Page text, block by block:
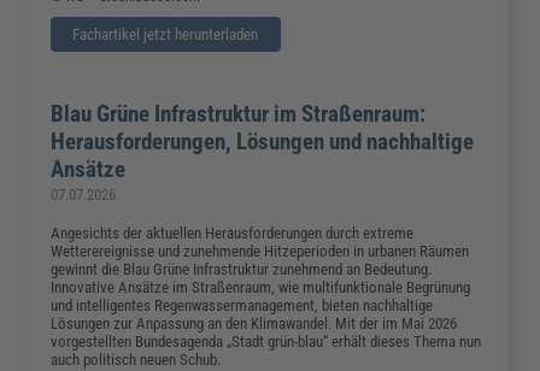
Fachartikel jetzt herunterladen
Blau Grüne Infrastruktur im Straßenraum:
Herausforderungen, Lösungen und nachhaltige
Ansätze
07.07.2026
Angesichts der aktuellen Herausforderungen durch extreme
Wetterereignisse und zunehmende Hitzeperioden in urbanen Räumen
gewinnt die Blau Grüne Infrastruktur zunehmend an Bedeutung.
Innovative Ansätze im Straßenraum, wie multifunktionale Begrünung
und intelligentes Regenwassermanagement, bieten nachhaltige
Lösungen zur Anpassung an den Klimawandel. Mit der im Mai 2026
vorgestellten Bundesagenda „Stadt grün-blau“ erhält dieses Thema nun
auch politisch neuen Schub.